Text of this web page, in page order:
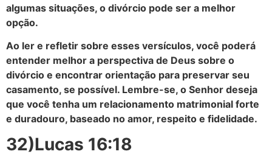
algumas situações, o divórcio pode ser a melhor
opção.
Ao ler e refletir sobre esses versículos, você poderá
entender melhor a perspectiva de Deus sobre o
divórcio e encontrar orientação para preservar seu
casamento, se possível. Lembre-se, o Senhor deseja
que você tenha um relacionamento matrimonial forte
e duradouro, baseado no amor, respeito e fidelidade.
32)Lucas 16:18